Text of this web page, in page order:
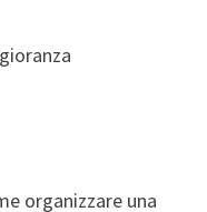
organizzare una